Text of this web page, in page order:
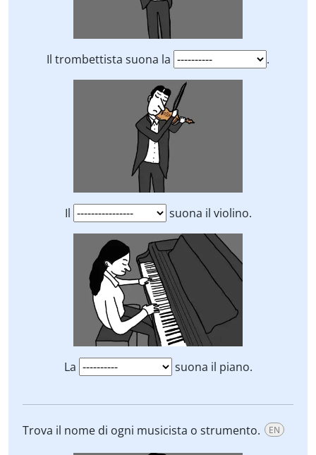
Il trombettista suona la .
Il suona il violino.
La suona il piano.
Trova il nome di ogni musicista o strumento. EN